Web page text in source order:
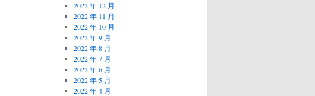
2022 年 12 月
2022 年 11 月
2022 年 10 月
2022 年 9 月
2022 年 8 月
2022 年 7 月
2022 年 6 月
2022 年 5 月
2022 年 4 月